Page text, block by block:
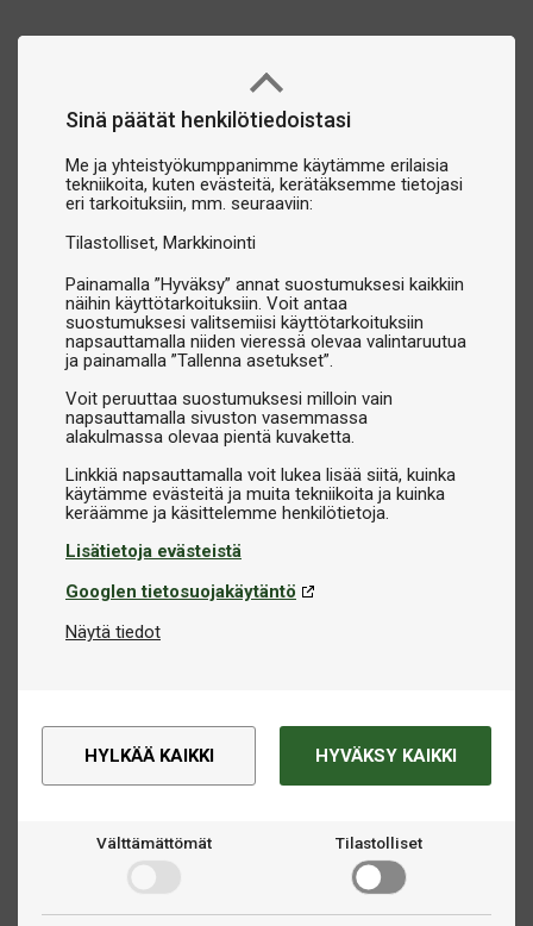
Sinä päätät henkilötiedoistasi
Me ja yhteistyökumppanimme käytämme erilaisia
tekniikoita, kuten evästeitä, kerätäksemme tietojasi
eri tarkoituksiin, mm. seuraaviin:
Tilastolliset Markkinointi
Painamalla ”Hyväksy” annat suostumuksesi kaikkiin
näihin käyttötarkoituksiin. Voit antaa
suostumuksesi valitsemiisi käyttötarkoituksiin
napsauttamalla niiden vieressä olevaa valintaruutua
ja painamalla ”Tallenna asetukset”.
Voit peruuttaa suostumuksesi milloin vain
napsauttamalla sivuston vasemmassa
alakulmassa olevaa pientä kuvaketta.
Linkkiä napsauttamalla voit lukea lisää siitä, kuinka
käytämme evästeitä ja muita tekniikoita ja kuinka
Lisätietoja evästeistä
Googlen tietosuojakäytäntö
Näytä tiedot
HYLKÄÄ KAIKKI HYVÄKSY KAIKKI
Välttämättömät Tilastolliset